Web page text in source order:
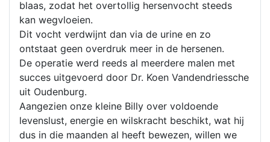
blaas, zodat het overtollig hersenvocht steeds
kan wegvloeien.
Dit vocht verdwijnt dan via de urine en zo
ontstaat geen overdruk meer in de hersenen.
De operatie werd reeds al meerdere malen met
succes uitgevoerd door Dr. Koen Vandendriessche
uit Oudenburg.
Aangezien onze kleine Billy over voldoende
levenslust, energie en wilskracht beschikt, wat hij
dus in die maanden al heeft bewezen, willen we